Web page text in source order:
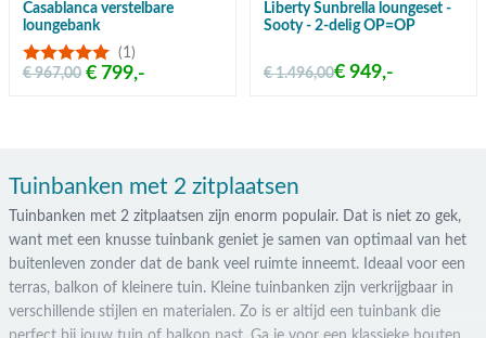
Casablanca verstelbare
loungebank
(1)
€ 799,-
€ 967,00
Liberty Sunbrella loungeset -
Sooty - 2-delig OP=OP
€ 1.496,00€ 949,-
Tuinbanken met 2 zitplaatsen
Tuinbanken met 2 zitplaatsen zijn enorm populair. Dat is niet zo gek,
want met een knusse tuinbank geniet je samen van optimaal van het
buitenleven zonder dat de bank veel ruimte inneemt. Ideaal voor een
terras, balkon of kleinere tuin. Kleine tuinbanken zijn verkrijgbaar in
verschillende stijlen en materialen. Zo is er altijd een tuinbank die